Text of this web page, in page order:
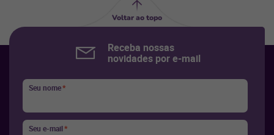
Voltar ao topo
Receba nossas
novidades por e-mail
Seu nome*
Seu e-mail*